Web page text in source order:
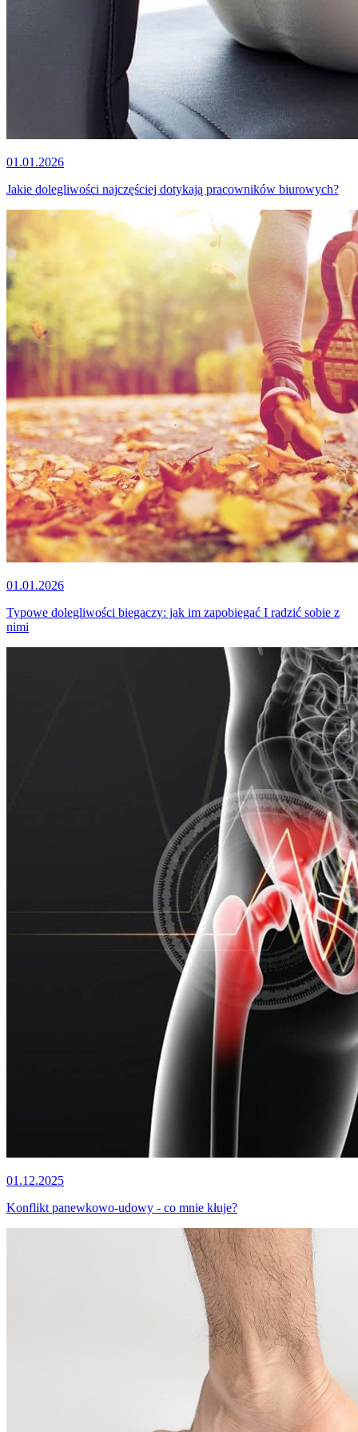
01.01.2026
Jakie dolegliwości najczęściej dotykają pracowników biurowych?
01.01.2026
Typowe dolegliwości biegaczy: jak im zapobiegać I radzić sobie z
nimi
01.12.2025
Konflikt panewkowo-udowy - co mnie kłuje?